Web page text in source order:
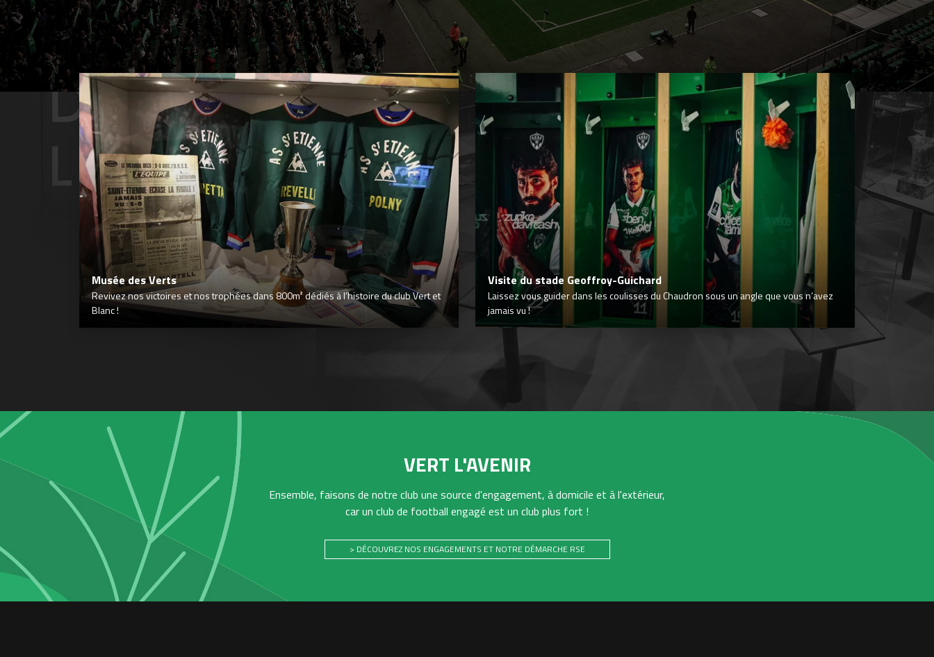
EXPÉRIENCES ASSE
Musée des Verts
Revivez nos victoires et nos trophées dans 800m² dédiés à l’histoire du club Vert et
Blanc !
Visite du stade Geoffroy-Guichard
Laissez vous guider dans les coulisses du Chaudron sous un angle que vous n’avez
jamais vu !
VERT L'AVENIR
Ensemble, faisons de notre club une source d'engagement, à domicile et à l'extérieur,
car un club de football engagé est un club plus fort !
> DÉCOUVREZ NOS ENGAGEMENTS ET NOTRE DÉMARCHE RSE